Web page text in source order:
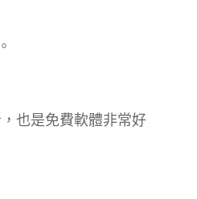
，也是免費軟體非常好